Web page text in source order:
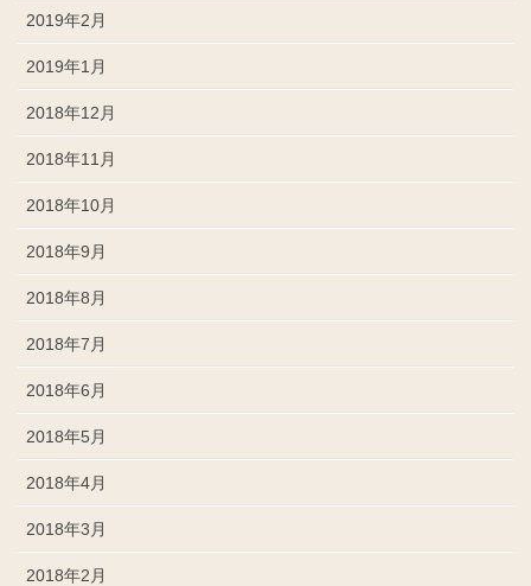
2019年2月
2019年1月
2018年12月
2018年11月
2018年10月
2018年9月
2018年8月
2018年7月
2018年6月
2018年5月
2018年4月
2018年3月
2018年2月